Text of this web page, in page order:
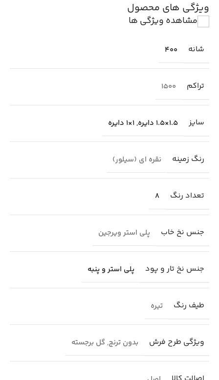
ویژگی های محصول
مشاهده ویژگی ها
شانه 400
تراکم 1500
سایز 1.5×1.5 دایره ,1×1 دایره
رنگ زمینه نقره ای (سیلور)
تعداد رنگ 8
جنس نخ خاب پلی استر ویرجین
جنس نخ تار و پود پلی استر و پنبه
طیف رنگ تیره
ویژگی طرح فرش بدون ترنج, گل برجسته